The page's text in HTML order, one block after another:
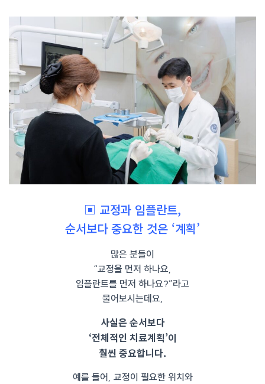
▣ 교정과 임플란트,
순서보다 중요한 것은 ‘계획’
많은 분들이
“교정을 먼저 하나요,
임플란트를 먼저 하나요?”라고
물어보시는데요,
사실은 순서보다
‘전체적인 치료계획’이
훨씬 중요합니다.
예를 들어, 교정이 필요한 위치와